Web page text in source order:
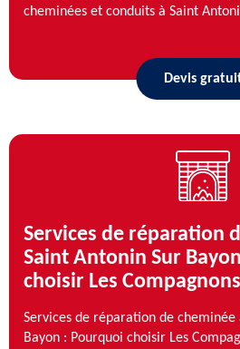
cheminées et conduits à Saint
Devis
Services de réparation
Saint Antonin Sur
choisir Les
Services de réparation de cheminée
Bayon : Pourquoi choisir Les